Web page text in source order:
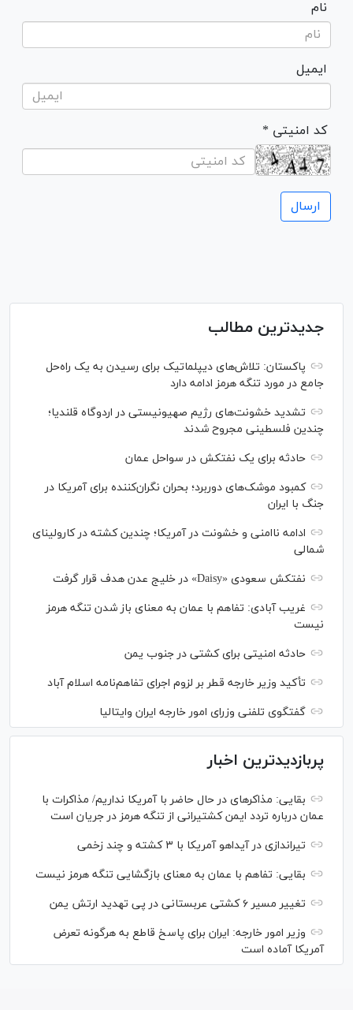
نام
ایمیل
* کد امنیتی
جدیدترین مطالب
پاکستان: تلاش‌های دیپلماتیک برای رسیدن به یک راه‌حل
جامع در مورد تنگه هرمز ادامه دارد
تشدید خشونت‌های رژیم صهیونیستی در اردوگاه قلندیا؛
چندین فلسطینی مجروح شدند
حادثه برای یک نفتکش در سواحل عمان
کمبود موشک‌های دوربرد؛ بحران نگران‌کننده برای آمریکا در
جنگ با ایران
ادامه ناامنی و خشونت در آمریکا؛ چندین کشته در کارولینای
شمالی
نفتکش سعودی «Daisy» در خلیج عدن هدف قرار گرفت
غریب آبادی: تفاهم با عمان به معنای باز شدن تنگه هرمز
نیست
حادثه امنیتی برای کشتی در جنوب یمن
تأکید وزیر خارجه قطر بر لزوم اجرای تفاهم‌نامه اسلام آباد
گفتگوی تلفنی وزرای امور خارجه ایران وایتالیا
پربازدیدترین اخبار
بقایی: مذاکره‎ای در حال حاضر با آمریکا نداریم/ مذاکرات با
عمان درباره تردد ایمن کشتیرانی از تنگه هرمز در جریان است
تیراندازی در آیداهو آمریکا با ۳ کشته و چند زخمی
بقایی: تفاهم با عمان به معنای بازگشایی تنگه هرمز نیست
تغییر مسیر ۶ کشتی عربستانی در پی تهدید ارتش یمن
وزیر امور خارجه: ایران برای پاسخ قاطع به هرگونه تعرض
آمریکا آماده است